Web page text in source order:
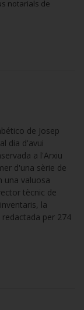
notarials de
de Josep
dia d'avui
a l'Arxiu
d'una sèrie de
una valuosa
tècnic de
la
per 274